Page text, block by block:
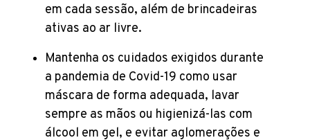
em cada sessão, além de brincadeiras
ativas ao ar livre.
Mantenha os cuidados exigidos durante
a pandemia de Covid-19 como usar
máscara de forma adequada, lavar
sempre as mãos ou higienizá-las com
álcool em gel, e evitar aglomerações e